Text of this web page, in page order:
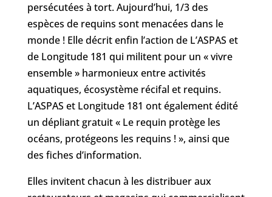
persécutées à tort. Aujourd’hui, 1/3 des
espèces de requins sont menacées dans le
monde ! Elle décrit enfin l’action de L’ASPAS et
de Longitude 181 qui militent pour un « vivre
ensemble » harmonieux entre activités
aquatiques, écosystème récifal et requins.
L’ASPAS et Longitude 181 ont également édité
un dépliant gratuit « Le requin protège les
océans, protégeons les requins ! », ainsi que
des fiches d’information.
Elles invitent chacun à les distribuer aux